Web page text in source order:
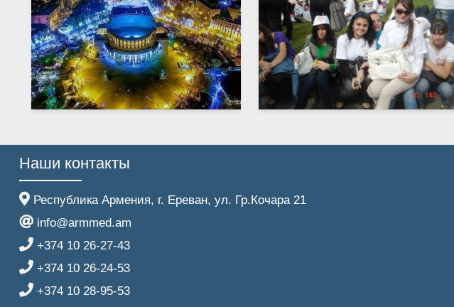
Наши контакты
Республика Армения, г. Ереван, ул. Гр.Кочара 21
info@armmed.am
+374 10 26-27-43
+374 10 26-24-53
+374 10 28-95-53